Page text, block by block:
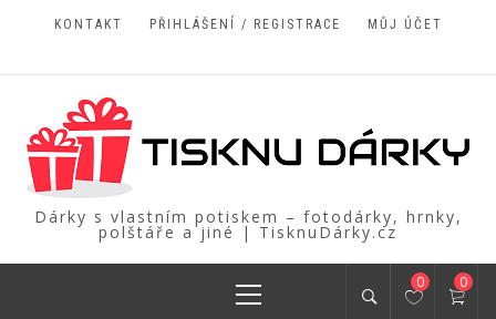
KONTAKT PŘIHLÁŠENÍ / REGISTRACE MŮJ ÚČET
Dárky s vlastním potiskem – fotodárky, hrnky,
polštáře a jiné | TisknuDárky.cz
Menu
0 0